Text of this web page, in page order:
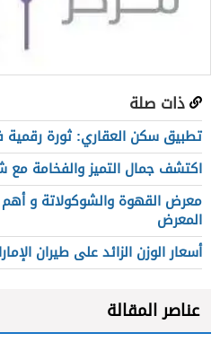
ذات صلة
تطبيق سكن العقاري: ثورة رقمية
اكتشف جمال التميز والفخامة مع
معرض القهوة والشوكولاتة و أهم
المعرض
أسعار الوزن الزائد على طيران
عناصر المقالة